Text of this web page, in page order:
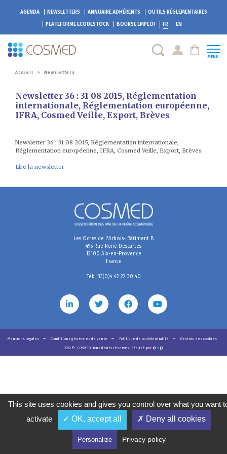
AGENDA NEWSLETTERS ANNUAIRE ADHÉRENTS
OUTILS RÉGLEMENTAIRES
PLATEFORME ECODESTOCK BOURSE EMPLOI FR EN
MENU
Accueil > Newsletters
Newsletter 36 : 31 08 2015, Réglementation
internationale, Réglementation européenne,
IFRA, Cosmed Veille, Export, Brèves
Newsletter 36 : 31 08 2015, Réglementation internationale,
Réglementation européenne, IFRA, Cosmed Veille, Export, Brèves
Lire la newsletter
Les Ocres de l'Arbois- Bâtiment B
495 Rue René Descartes
13100 Aix-en-Provence
France
Tél: +33(0)4 42 22 30 40
Mentions légales Conditions générales de vente Politique de confidentialité
Gestion des cookies
2020 © COSMED, tous droits réservés. Réalisé par
This site uses cookies and gives you control over what you want
activate
✓ OK, accept all ✗ Deny all cookies
Personalize Privacy policy